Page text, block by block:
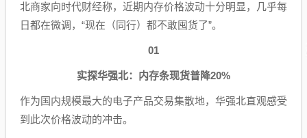
北商家向时代财经称，近期内存价格波动十分明显，几乎每
日都在微调，“现在（同行）都不敢囤货了”。
01
实探华强北：内存条现货普降20%
作为国内规模最大的电子产品交易集散地，华强北直观感受
到此次价格波动的冲击。